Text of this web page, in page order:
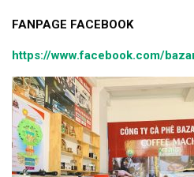
FANPAGE FACEBOOK
https://www.facebook.com/